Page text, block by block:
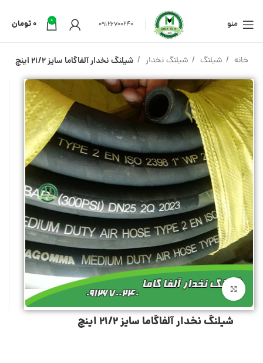
منو 09126700240
0
0تومان
خانه شیلنگ شیلنگ نخدار شیلنگ نخدار آلفاگاما سایز 21/2 اینچ
بزرگنمایی تصویر
شیلنگ نخدار آلفاگاما سایز 21/2 اینچ